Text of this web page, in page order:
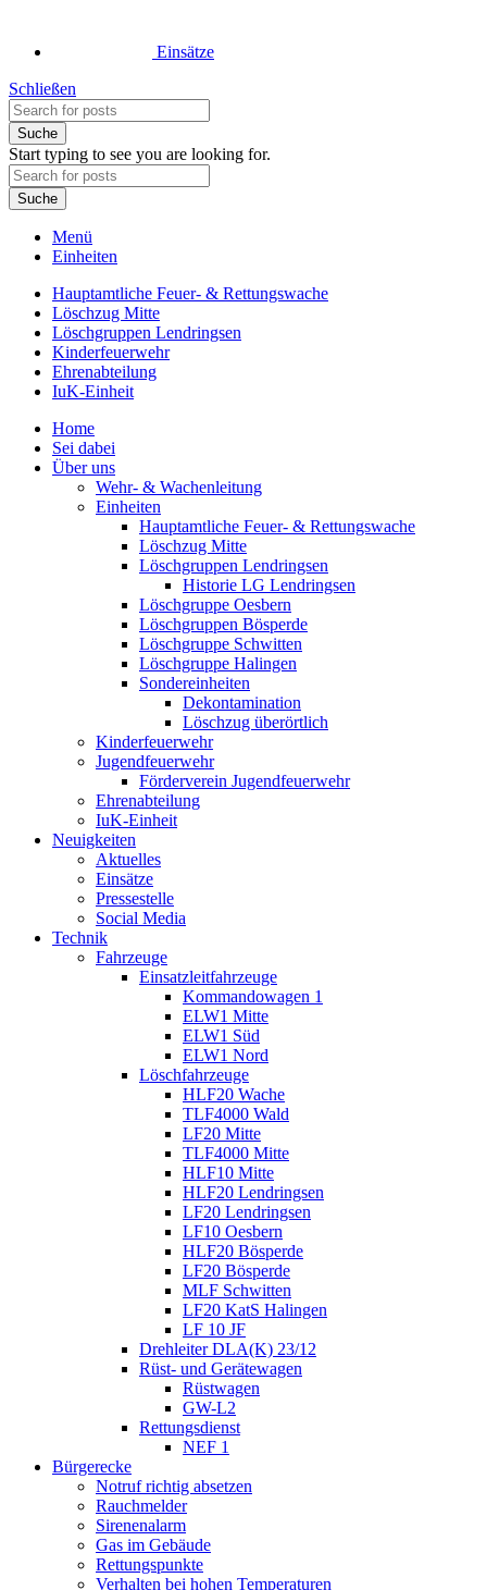
Einsätze
Schließen
Suche
Start typing to see you are looking for.
Suche
Menü
Einheiten
Hauptamtliche Feuer- & Rettungswache
Löschzug Mitte
Löschgruppen Lendringsen
Kinderfeuerwehr
Ehrenabteilung
IuK-Einheit
Home
Sei dabei
Über uns
Wehr- & Wachenleitung
Einheiten
Hauptamtliche Feuer- & Rettungswache
Löschzug Mitte
Löschgruppen Lendringsen
Historie LG Lendringsen
Löschgruppe Oesbern
Löschgruppen Bösperde
Löschgruppe Schwitten
Löschgruppe Halingen
Sondereinheiten
Dekontamination
Löschzug überörtlich
Kinderfeuerwehr
Jugendfeuerwehr
Förderverein Jugendfeuerwehr
Ehrenabteilung
IuK-Einheit
Neuigkeiten
Aktuelles
Einsätze
Pressestelle
Social Media
Technik
Fahrzeuge
Einsatzleitfahrzeuge
Kommandowagen 1
ELW1 Mitte
ELW1 Süd
ELW1 Nord
Löschfahrzeuge
HLF20 Wache
TLF4000 Wald
LF20 Mitte
TLF4000 Mitte
HLF10 Mitte
HLF20 Lendringsen
LF20 Lendringsen
LF10 Oesbern
HLF20 Bösperde
LF20 Bösperde
MLF Schwitten
LF20 KatS Halingen
LF 10 JF
Drehleiter DLA(K) 23/12
Rüst- und Gerätewagen
Rüstwagen
GW-L2
Rettungsdienst
NEF 1
Bürgerecke
Notruf richtig absetzen
Rauchmelder
Sirenenalarm
Gas im Gebäude
Rettungspunkte
Verhalten bei hohen Temperaturen